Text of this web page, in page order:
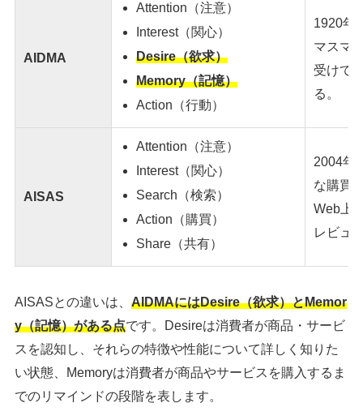
AIDMA
Attention（注意）
Interest（関心）
Desire（欲求）
Memory（記憶）
Action（行動）
1920年
マスマ
受けて
る。
AISAS
Attention（注意）
Interest（関心）
Search（検索）
Action（購買）
Share（共有）
2004年
な購買
Web上
レビュ
AISASとの違いは、 AIDMAにはDesire（欲求）とMemor
y（記憶）がある点です。Desireは消費者が商品・サービ
スを認知し、それらの特徴や性能について詳しく知りた
い状態、Memoryは消費者が商品やサービスを購入するま
でのリマインドの段階を表します。